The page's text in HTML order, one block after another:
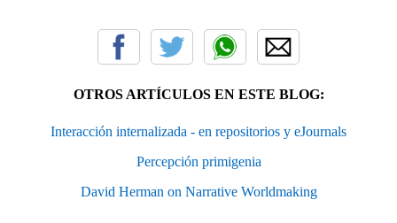
OTROS ARTÍCULOS EN ESTE BLOG:
Interacción internalizada - en repositorios y eJournals
Percepción primigenia
David Herman on Narrative Worldmaking